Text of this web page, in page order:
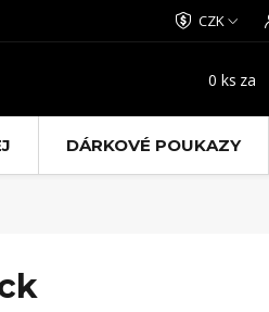
CZK
0 ks za
DÁRKOVÉ POUKAZY